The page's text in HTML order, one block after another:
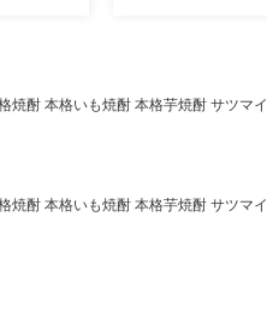
焼酎 本格いも焼酎 本格芋焼酎 サツマ
焼酎 本格いも焼酎 本格芋焼酎 サツマ